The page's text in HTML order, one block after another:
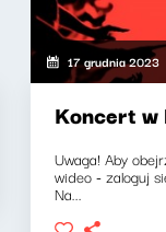
17 grudnia 2023
Koncert w
Uwaga! Aby
wideo - zaloguj
Na...